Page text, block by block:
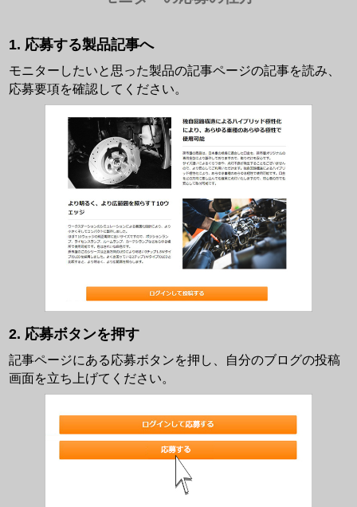
応募する製品記事へ
モニターしたいと思った製品の記事ページの記事を読み、
応募要項を確認してください。
応募ボタンを押す
記事ページにある応募ボタンを押し、自分のブログの投稿
画面を立ち上げてください。